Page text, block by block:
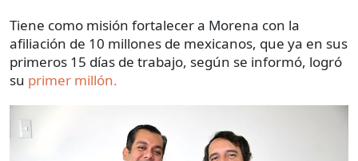
Tiene como misión fortalecer a Morena con la
afiliación de 10 millones de mexicanos, que ya en sus
primeros 15 días de trabajo, según se informó, logró
su primer millón.